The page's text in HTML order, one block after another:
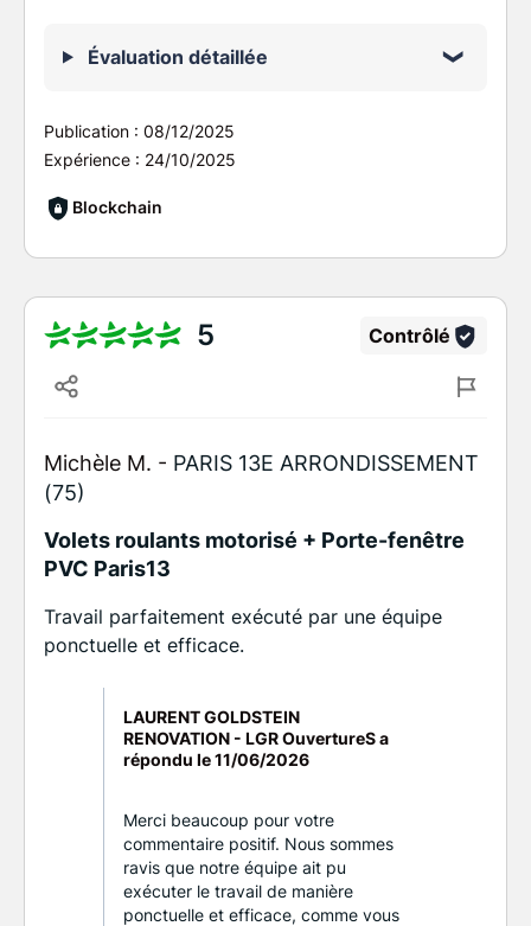
Évaluation détaillée
Publication : 08/12/2025
Expérience : 24/10/2025
Blockchain
5 Contrôlé
Michèle M. - PARIS 13E ARRONDISSEMENT
(75)
Volets roulants motorisé + Porte-fenêtre
PVC Paris13
Travail parfaitement exécuté par une équipe
ponctuelle et efficace.
LAURENT GOLDSTEIN
RENOVATION - LGR OuvertureS a
répondu le11/06/2026
Merci beaucoup pour votre
commentaire positif. Nous sommes
ravis que notre équipe ait pu
exécuter le travail de manière
ponctuelle et efficace, comme vous